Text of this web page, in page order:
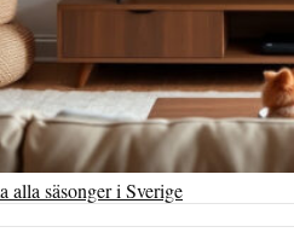
alla säsonger i Sverige